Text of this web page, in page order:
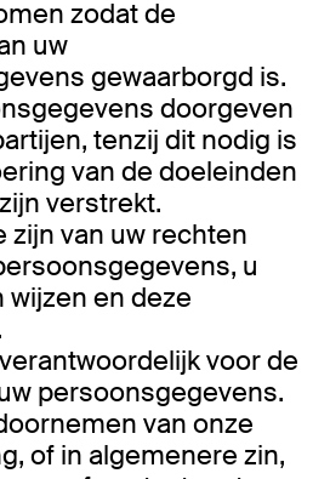
zodat de
uw
gewaarborgd is.
doorgeven
tenzij dit nodig is
van de doeleinden
verstrekt.
zijn van uw rechten
u
wijzen en deze
voor de
persoonsgegevens.
van onze
of in algemenere zin,